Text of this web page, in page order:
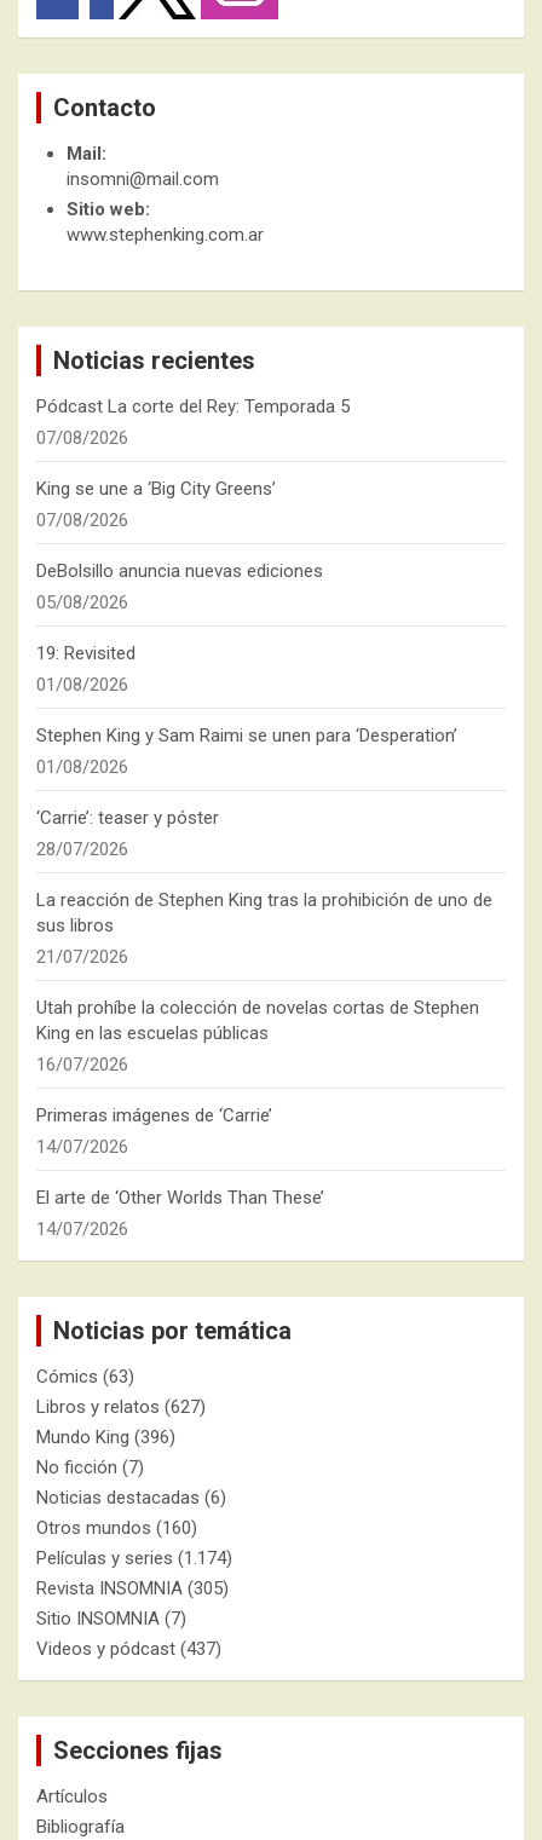
Contacto
Mail:
insomni@mail.com
Sitio web:
www.stephenking.com.ar
Noticias recientes
Pódcast La corte del Rey: Temporada 5
07/08/2026
King se une a ‘Big City Greens’
07/08/2026
DeBolsillo anuncia nuevas ediciones
05/08/2026
19: Revisited
01/08/2026
Stephen King y Sam Raimi se unen para ‘Desperation’
01/08/2026
‘Carrie’: teaser y póster
28/07/2026
La reacción de Stephen King tras la prohibición de uno de
sus libros
21/07/2026
Utah prohíbe la colección de novelas cortas de Stephen
King en las escuelas públicas
16/07/2026
Primeras imágenes de ‘Carrie’
14/07/2026
El arte de ‘Other Worlds Than These’
14/07/2026
Noticias por temática
Cómics (63)
Libros y relatos (627)
Mundo King (396)
No ficción (7)
Noticias destacadas (6)
Otros mundos (160)
Películas y series (1.174)
Revista INSOMNIA (305)
Sitio INSOMNIA (7)
Videos y pódcast (437)
Secciones fijas
Artículos
Bibliografía